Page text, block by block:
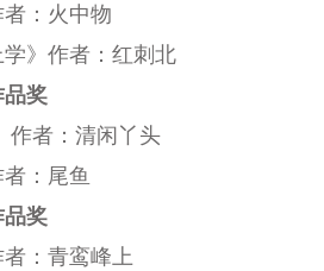
：火中物
》作者：红刺北
品奖
者：清闲丫头
：尾鱼
品奖
：青鸾峰上